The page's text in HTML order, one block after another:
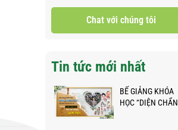
Chat với chúng tôi
Tin tức mới nhất
BẾ GIẢNG KHÓA
HỌC “DIỆN CHẨN